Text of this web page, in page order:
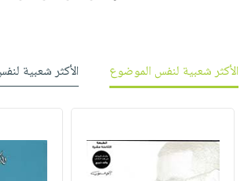
الأكثر شعبية لنفس الموضوع
الأكثر شعبية